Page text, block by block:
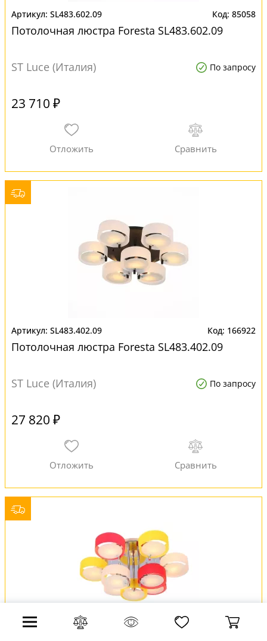
SL483.602.09 85058
Потолочная люстра Foresta SL483.602.09
ST Luce (Италия) По запросу
23 710 ₽
SL483.402.09 166922
Потолочная люстра Foresta SL483.402.09
ST Luce (Италия) По запросу
27 820 ₽